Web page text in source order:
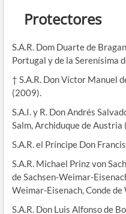
Protectores
S.A.R. Dom Duarte de
Portugal y de la Serenísima
† S.A.R. Don Víctor Manuel
(2009).
S.A.I. y R. Don Andrés
Salm, Archiduque de Austria
S.A.R. el Príncipe Don
S.A.R. Michael Prinz von
de Sachsen-Weimar-
Weimar-Eisenach, Conde
S.A.R. Don Luis Alfonso de